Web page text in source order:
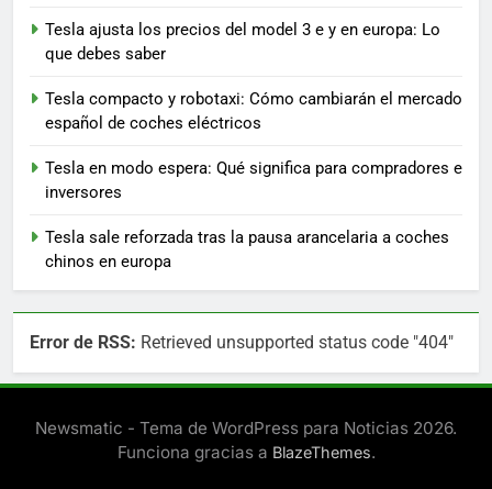
Tesla ajusta los precios del model 3 e y en europa: Lo
que debes saber
Tesla compacto y robotaxi: Cómo cambiarán el mercado
español de coches eléctricos
Tesla en modo espera: Qué significa para compradores e
inversores
Tesla sale reforzada tras la pausa arancelaria a coches
chinos en europa
Error de RSS: Retrieved unsupported status code "404"
Newsmatic - Tema de WordPress para Noticias 2026.
Funciona gracias a BlazeThemes.